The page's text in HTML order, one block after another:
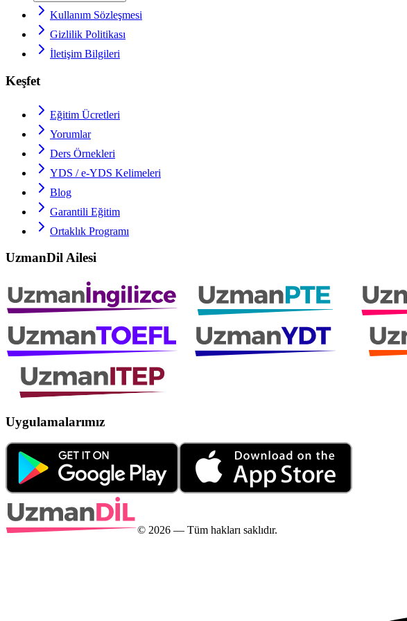
Kullanım Sözleşmesi
Gizlilik Politikası
İletişim Bilgileri
Keşfet
Eğitim Ücretleri
Yorumlar
Ders Örnekleri
YDS / e-YDS Kelimeleri
Blog
Garantili Eğitim
Ortaklık Programı
UzmanDil Ailesi
Uygulamalarımız
© 2026 — Tüm hakları saklıdır.